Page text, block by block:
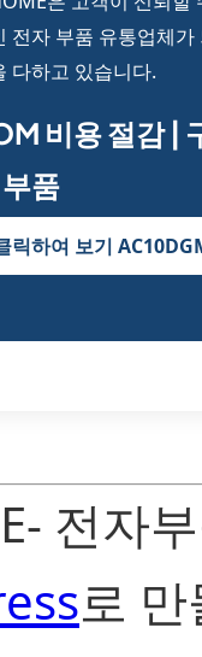
전자 부품 유통업체가
다하고 있습니다.
비용 절감 |
품
릭하여 보기
전자
로